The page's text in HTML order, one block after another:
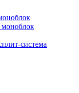
система